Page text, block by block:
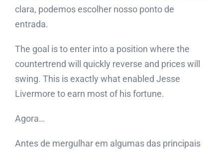
clara, podemos escolher nosso ponto de
entrada.
The goal is to enter into a position where the
countertrend will quickly reverse and prices will
swing. This is exactly what enabled Jesse
Livermore to earn most of his fortune.
Agora…
Antes de mergulhar em algumas das principais